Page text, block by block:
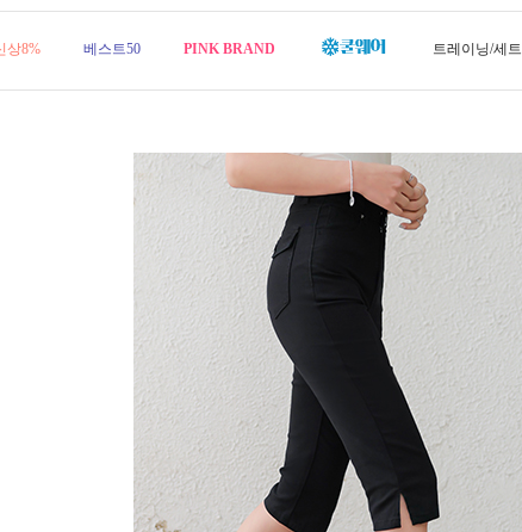
상8% 베스트50 PINK BRAND 트레이닝/세트